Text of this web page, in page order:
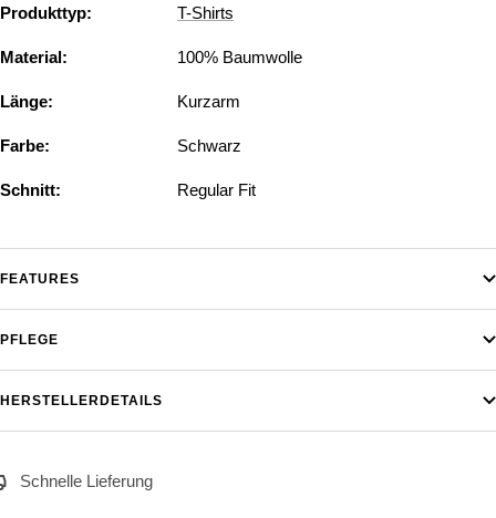
Produkttyp: T-Shirts
Material: 100% Baumwolle
Länge: Kurzarm
Farbe: Schwarz
Schnitt: Regular Fit
FEATURES
PFLEGE
HERSTELLERDETAILS
Schnelle Lieferung